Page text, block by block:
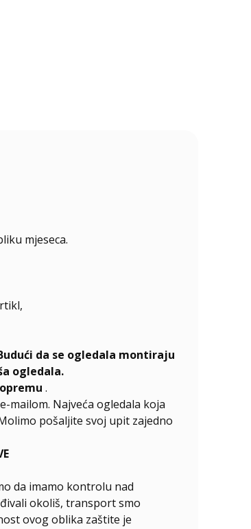
mjeseca.
da se ogledala montiraju
ogledala.
.
mailom. Najveća ogledala koja
pošaljite svoj upit zajedno
da imamo kontrolu nad
okoliš, transport smo
ovog oblika zaštite je